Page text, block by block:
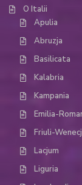
O Italii
Apulia
Abruzja
Basilicata
Kalabria
Kampania
Emilia-
Friuli-
Lacjum
Liguria